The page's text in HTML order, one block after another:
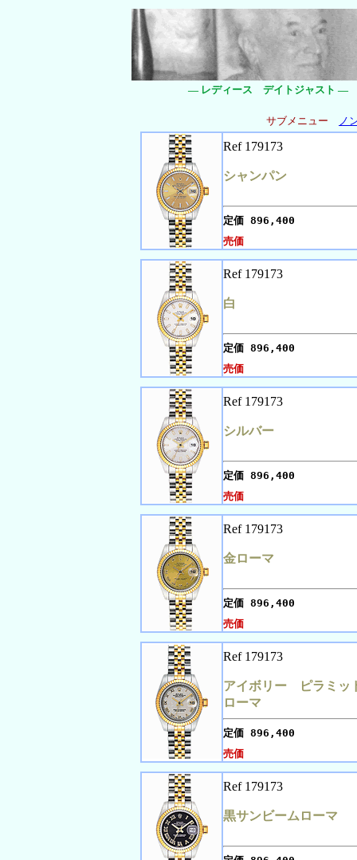
― レディース デイトジャスト ―
サブメニュー ノ
Ref 179173
シャンパン
定価 896,400
売価
Ref 179173
白
定価 896,400
売価
Ref 179173
シルバー
定価 896,400
売価
Ref 179173
金ローマ
定価 896,400
売価
Ref 179173
アイボリー ピラミッ
ローマ
定価 896,400
売価
Ref 179173
黒サンビームローマ